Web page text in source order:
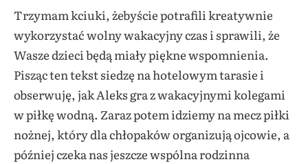
Trzymam kciuki, żebyście potrafili kreatywnie
wykorzystać wolny wakacyjny czas i sprawili, że
Wasze dzieci będą miały piękne wspomnienia.
Pisząc ten tekst siedzę na hotelowym tarasie i
obserwuję, jak Aleks gra z wakacyjnymi kolegami
w piłkę wodną. Zaraz potem idziemy na mecz piłki
nożnej, który dla chłopaków organizują ojcowie, a
później czeka nas jeszcze wspólna rodzinna